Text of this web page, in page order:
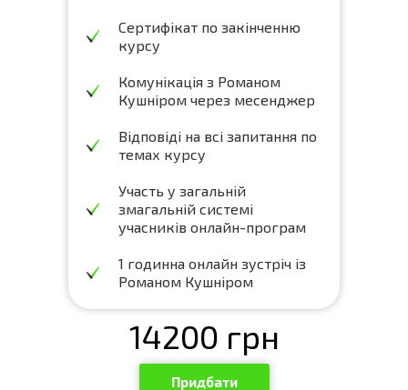
Сертифікат по закінченню
курсу
Комунікація з Романом
Кушніром через месенджер
Відповіді на всі запитання по
темах курсу
Участь у загальній
змагальній системі
учасників онлайн-програм
1 годинна онлайн зустріч із
Романом Кушніром
14200 грн
Придбати